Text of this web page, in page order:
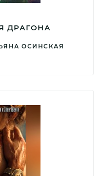
ДРАГОНА
ОСИНСКАЯ